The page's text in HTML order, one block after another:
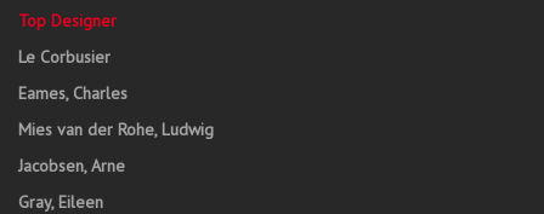
Top Designer
Le Corbusier
Eames, Charles
Mies van der Rohe, Ludwig
Jacobsen, Arne
Gray, Eileen